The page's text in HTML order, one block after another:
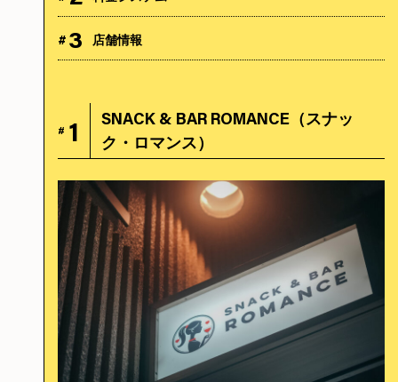
# 3 店舗情報
# 1
SNACK & BAR ROMANCE（スナッ
ク・ロマンス）